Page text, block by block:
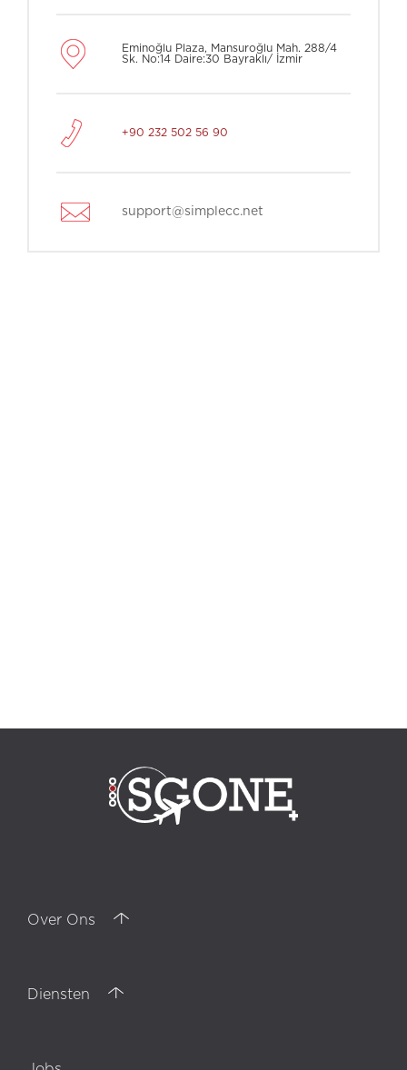
Eminoğlu Plaza, Mansuroğlu Mah. 288/4
Sk. No:14 Daire:30 Bayraklı/ İzmir
+90 232 502 56 90
support@simplecc.net
Over Ons
Diensten